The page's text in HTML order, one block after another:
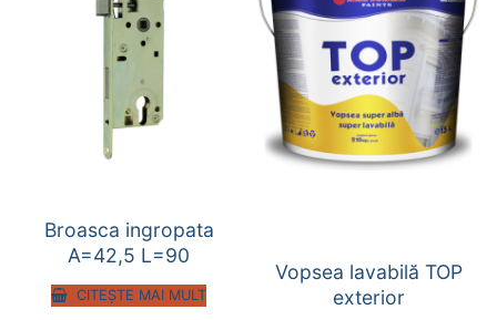
Broasca ingropata
A=42,5 L=90
CITEȘTE MAI MULT
Vopsea lavabilă TOP
exterior